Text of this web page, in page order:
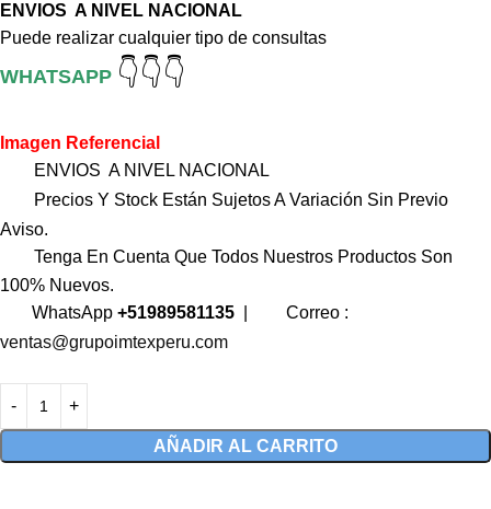
ENVIOS A NIVEL NACIONAL
Puede realizar cualquier tipo de consultas
WHATSAPP 👇👇👇
Imagen Referencial
ENVIOS A NIVEL NACIONAL
Precios Y Stock Están Sujetos A Variación Sin Previo
Aviso.
Tenga En Cuenta Que Todos Nuestros Productos Son
100% Nuevos.
WhatsApp +51989581135
Correo :
ventas@grupoimtexperu.com
AÑADIR AL CARRITO